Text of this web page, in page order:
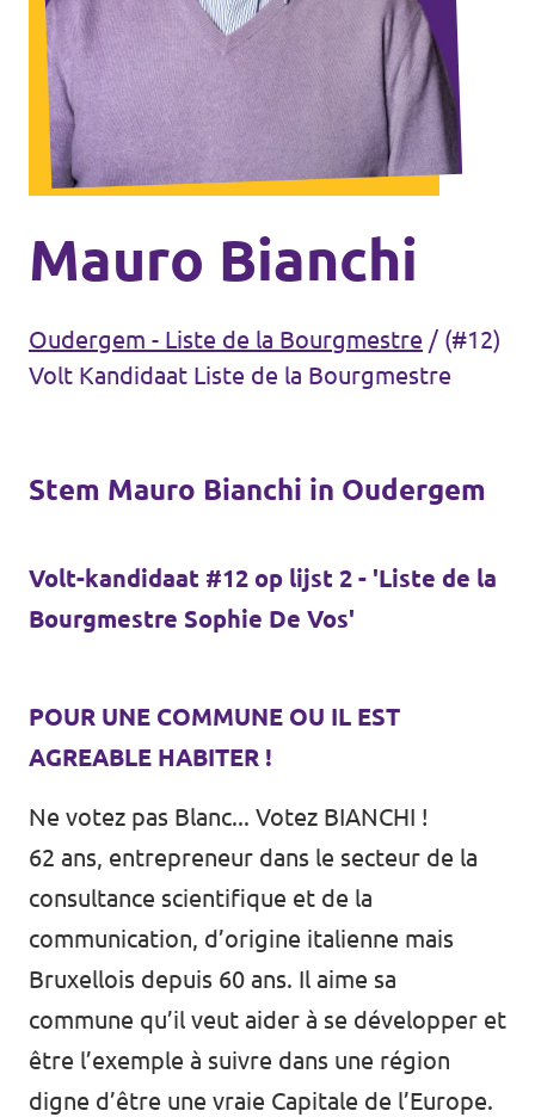
Volt Antwerpen
Volt Leuven
Volt Tervuren
Volt West-Vlaanderen
Agenda
Doneer
Word lid
Sint-Gillis
Koekelberg
Homepage
Ondersteun Volt
Mauro Bianchi
Oudergem - Liste de la Bourgmestre / (#12)
Volt Kandidaat Liste de la Bourgmestre
Stem Mauro Bianchi in Oudergem
Volt-kandidaat #12 op lijst 2 - 'Liste de la
Bourgmestre Sophie De Vos'
POUR UNE COMMUNE OU IL EST
AGREABLE HABITER !
Ne votez pas Blanc... Votez BIANCHI !
62 ans, entrepreneur dans le secteur de la
consultance scientifique et de la
communication, d’origine italienne mais
Bruxellois depuis 60 ans. Il aime sa
commune qu’il veut aider à se développer et
être l’exemple à suivre dans une région
digne d’être une vraie Capitale de l’Europe.